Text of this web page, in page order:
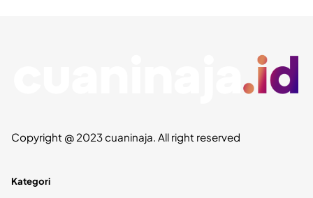
Copyright @ 2023 cuaninaja. All right reserved
Kategori